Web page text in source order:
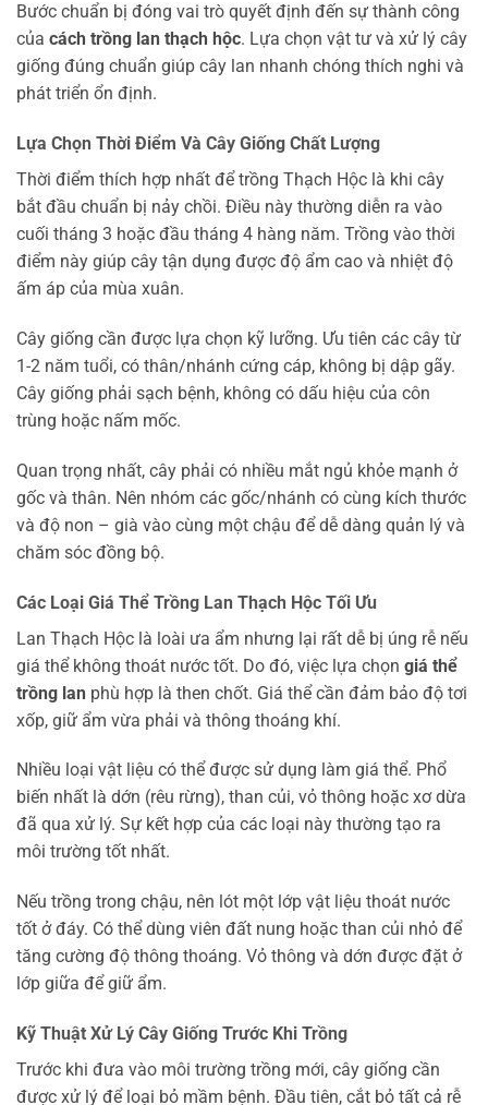
Bước chuẩn bị đóng vai trò quyết định đến sự thành công
của cách trồng lan thạch hộc. Lựa chọn vật tư và xử lý cây
giống đúng chuẩn giúp cây lan nhanh chóng thích nghi và
phát triển ổn định.
Lựa Chọn Thời Điểm Và Cây Giống Chất Lượng
Thời điểm thích hợp nhất để trồng Thạch Hộc là khi cây
bắt đầu chuẩn bị nảy chồi. Điều này thường diễn ra vào
cuối tháng 3 hoặc đầu tháng 4 hàng năm. Trồng vào thời
điểm này giúp cây tận dụng được độ ẩm cao và nhiệt độ
ấm áp của mùa xuân.
Cây giống cần được lựa chọn kỹ lưỡng. Ưu tiên các cây từ
1-2 năm tuổi, có thân/nhánh cứng cáp, không bị dập gãy.
Cây giống phải sạch bệnh, không có dấu hiệu của côn
trùng hoặc nấm mốc.
Quan trọng nhất, cây phải có nhiều mắt ngủ khỏe mạnh ở
gốc và thân. Nên nhóm các gốc/nhánh có cùng kích thước
và độ non – già vào cùng một chậu để dễ dàng quản lý và
chăm sóc đồng bộ.
Các Loại Giá Thể Trồng Lan Thạch Hộc Tối Ưu
Lan Thạch Hộc là loài ưa ẩm nhưng lại rất dễ bị úng rễ nếu
giá thể không thoát nước tốt. Do đó, việc lựa chọn giá thể
trồng lan phù hợp là then chốt. Giá thể cần đảm bảo độ tơi
xốp, giữ ẩm vừa phải và thông thoáng khí.
Nhiều loại vật liệu có thể được sử dụng làm giá thể. Phổ
biến nhất là dớn (rêu rừng), than củi, vỏ thông hoặc xơ dừa
đã qua xử lý. Sự kết hợp của các loại này thường tạo ra
môi trường tốt nhất.
Nếu trồng trong chậu, nên lót một lớp vật liệu thoát nước
tốt ở đáy. Có thể dùng viên đất nung hoặc than củi nhỏ để
tăng cường độ thông thoáng. Vỏ thông và dớn được đặt ở
lớp giữa để giữ ẩm.
Kỹ Thuật Xử Lý Cây Giống Trước Khi Trồng
Trước khi đưa vào môi trường trồng mới, cây giống cần
được xử lý để loại bỏ mầm bệnh. Đầu tiên, cắt bỏ tất cả rễ